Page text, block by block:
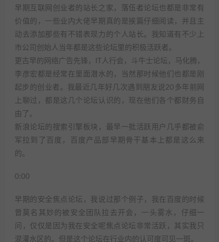
早期互联网创业者的站长之家，落伍者论坛也都是非常有
价值的，一些业内大佬早期真的是挨篇仔细阅读，并且主
动去添加那些有不错表现力的个人站长。我知道有不少上
市公司创始人当年都是这些论坛里的积极活跃者。
更古早的网络广告先锋，IT人行会，斗牛士论坛，马化腾，
李彦宏都是经常在里面潜水的，当然那时候他们也都是刚
起步的创业者。我最近几年好几次遇到朋友说20多年前网
上聊过，都是这几个论坛认识的，现在他们各个都财务自
由了。
新浪论坛的搜索引擎板块，最早一批活跃用户几乎都被俞
军拉到了百度，百度产品部早期骨干基本上都是这么来
的。
0:00
早期的安全焦点论坛，我说过那个例子，我在百度的时候
曾莫名其妙的被安全团队拉去开会，一头雾水，仔细一
问，仅仅是因为我在安全呢焦点论坛非常活跃，其实我只
混灌水区的。但是这个论坛在行业内的认可度可见一斑。